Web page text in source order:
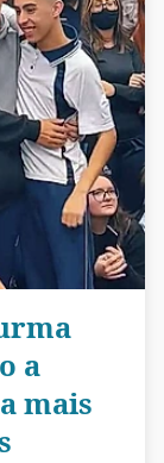
a
mais